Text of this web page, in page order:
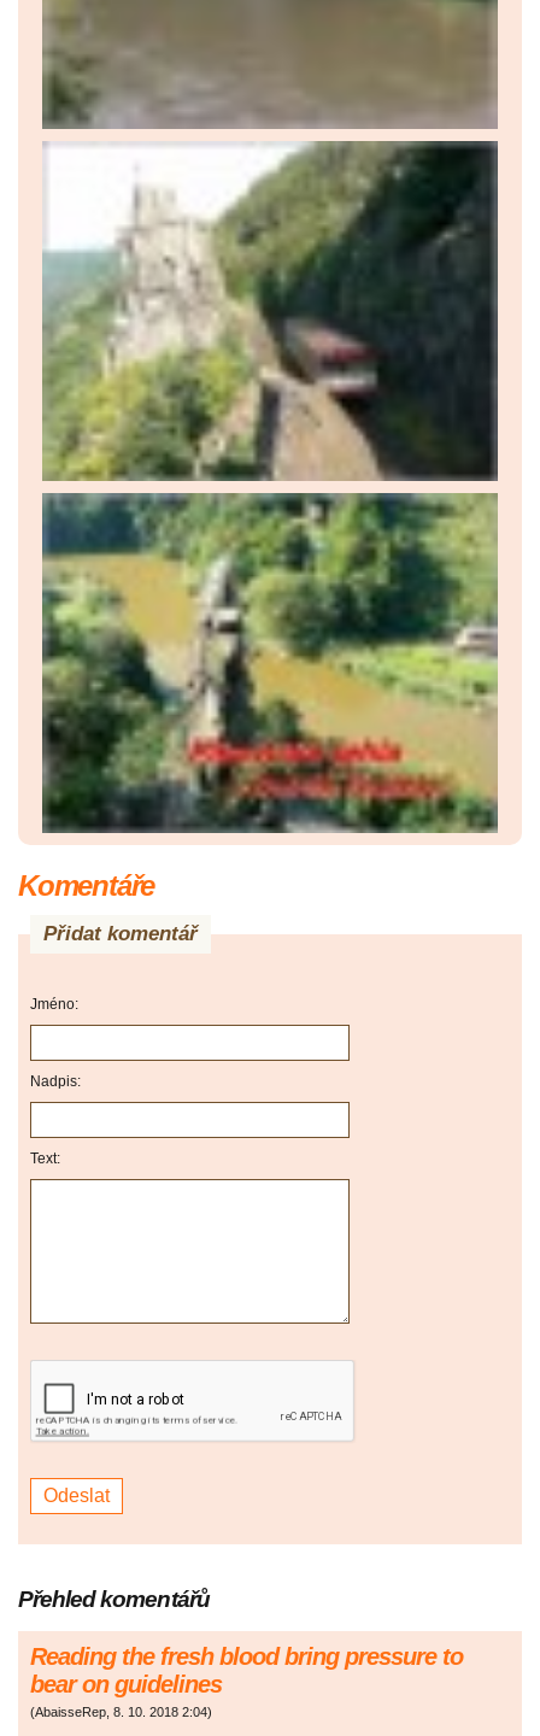
Komentáře
Přidat komentář
Jméno:
Nadpis:
Text:
Přehled komentářů
Reading the fresh blood bring pressure to
bear on guidelines
(AbaisseRep, 8. 10. 2018 2:04)